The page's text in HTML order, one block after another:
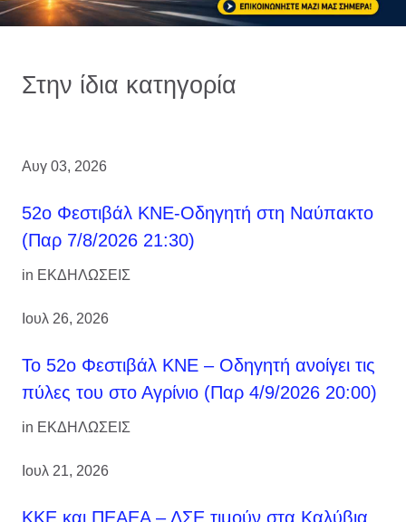
Στην ίδια κατηγορία
Αυγ 03, 2026
52ο Φεστιβάλ ΚΝΕ-Οδηγητή στη Ναύπακτο
(Παρ 7/8/2026 21:30)
in ΕΚΔΗΛΩΣΕΙΣ
Ιουλ 26, 2026
Το 52ο Φεστιβάλ ΚΝΕ – Οδηγητή ανοίγει τις
πύλες του στο Αγρίνιο (Παρ 4/9/2026 20:00)
in ΕΚΔΗΛΩΣΕΙΣ
Ιουλ 21, 2026
ΚΚΕ και ΠΕΑΕΑ – ΔΣΕ τιμούν στα Καλύβια